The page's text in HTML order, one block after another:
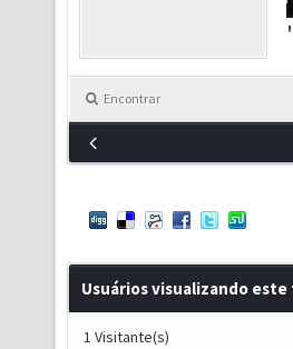
Encontrar
Usuários visualizando
1 Visitante(s)